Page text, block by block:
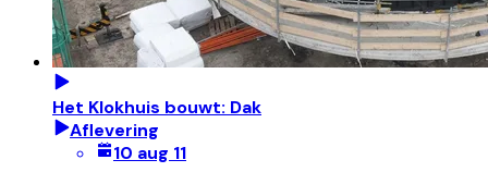
Het Klokhuis bouwt: Dak
Aflevering
10 aug 11